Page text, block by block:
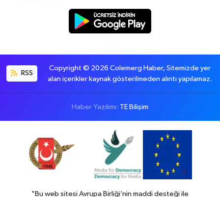
RSS
Copyright © 2026 Colemerg Haber, Sitemizde yer
alan içerikler kaynak gösterilmeden alıntı yapılamaz.
Haber Yazılımı: TE Bilişim
"Bu web sitesi Avrupa Birliği’nin maddi desteği ile